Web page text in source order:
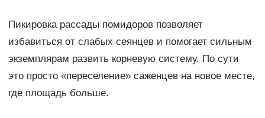
Пикировка рассады помидоров позволяет
избавиться от слабых сеянцев и помогает сильным
экземплярам развить корневую систему. По сути
это просто «переселение» саженцев на новое месте,
где площадь больше.